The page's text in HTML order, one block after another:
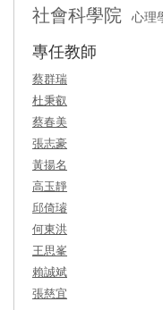
社會科學院 心理
專任教師
蔡群瑞
杜秉叡
蔡春美
張志豪
黃揚名
高玉靜
邱倚璿
何東洪
王思峯
賴誠斌
張慈宜